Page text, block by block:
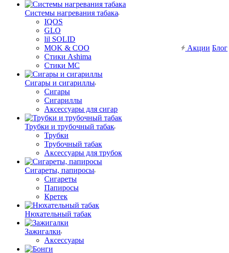
Системы нагревания табака
IQOS
GLO
lil SOLID
MOK & COO
Стики Ashima
Стики MC
Сигары и сигариллы
Сигары
Сигариллы
Аксессуары для сигар
Трубки и трубочный табак
Трубки
Трубочный табак
Аксессуары для трубок
Сигареты, папиросы
Сигареты
Папиросы
Кретек
Нюхательный табак
Зажигалки
Аксессуары
Акции Блог